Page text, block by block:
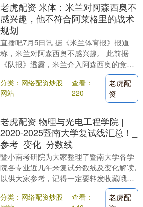
老虎配资 米体：米兰对阿森西奥不
感兴趣，他不符合阿莱格里的战术
规划
直播吧7月5日讯 据《米兰体育报》报道
称，米兰对阿森西奥不感兴趣。 此前据
《队报》透露，米兰介入阿森西奥的竞争
战，试图促成转会，虽然财力有限但仍然
有可能与巴黎达....
分类：网络配资炒股
网站
查看：
220
老虎配
资
老虎配资 物理与光电工程学院 |
2020-2025暨南大学复试线汇总！_
参考_变化_分数线
暨小南考研院为大家整理了暨南大学各学
院各专业近几年来复试分数线及变化解读,
以供大家参考，记得一定要转发收藏哦~
本期介绍为：物理与光电工程学院 发布
于：广东省....
分类：网络配资炒股
查看：
老虎配